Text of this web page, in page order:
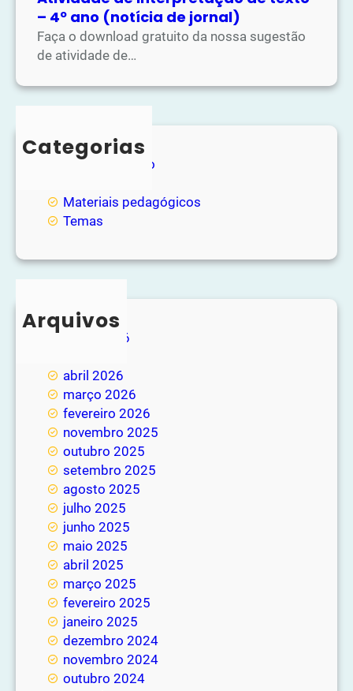
– 4º ano (notícia de jornal)
Faça o download gratuito da nossa sugestão
de atividade de…
Categorias
Entretenimento
Materiais pedagógicos
Temas
Arquivos
junho 2026
abril 2026
março 2026
fevereiro 2026
novembro 2025
outubro 2025
setembro 2025
agosto 2025
julho 2025
junho 2025
maio 2025
abril 2025
março 2025
fevereiro 2025
janeiro 2025
dezembro 2024
novembro 2024
outubro 2024